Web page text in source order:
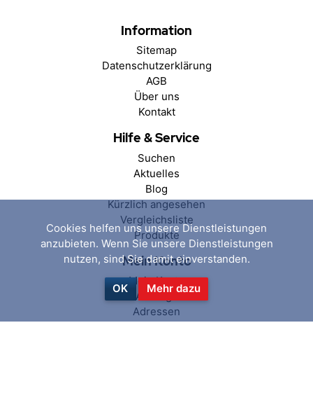
Information
Sitemap
Datenschutzerklärung
AGB
Über uns
Kontakt
Hilfe & Service
Suchen
Aktuelles
Blog
Kürzlich angesehen
Vergleichsliste
Produkte
Mein Konto
Mein Konto
Aufträge
Adressen
Cookies helfen uns unsere Dienstleistungen
anzubieten. Wenn Sie unsere Dienstleistungen
nutzen, sind Sie damit einverstanden.
OK Mehr dazu